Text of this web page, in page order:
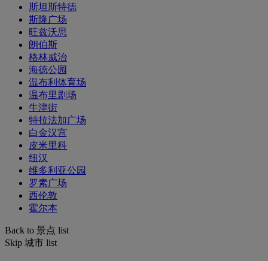
斯坦斯特德
斯隆广场
旺兹沃思
朗伯斯
格林威治
海德公园
温布利体育场
温布里剧场
牛津街
特拉法加广场
白金汉宫
皮米里科
纽汉
维多利亚公园
罗素广场
西伦敦
霍尔本
Back to 景点 list
Skip 城市 list